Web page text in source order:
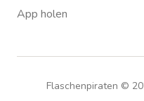
App holen
Flaschenpiraten ©